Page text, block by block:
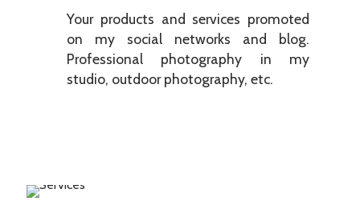
Your products and services promoted
on my social networks and blog.
Professional photography in my
studio, outdoor photography, etc.